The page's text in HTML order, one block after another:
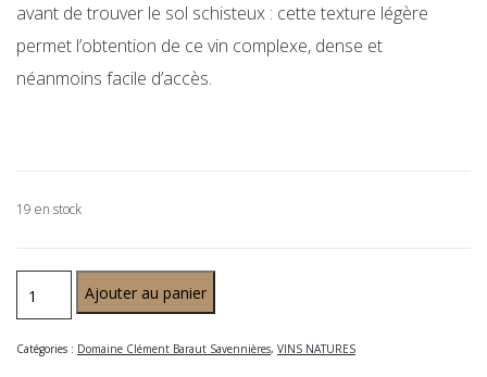
avant de trouver le sol schisteux : cette texture légère
permet l’obtention de ce vin complexe, dense et
néanmoins facile d’accès.
19 en stock
Ajouter au panier
Catégories : Domaine Clément Baraut Savennières, VINS NATURES